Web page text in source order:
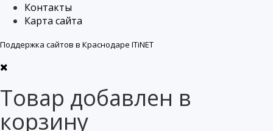
Контакты
Карта сайта
Поддержка сайтов в Краснодаре ITiNET
Товар добавлен в
корзину